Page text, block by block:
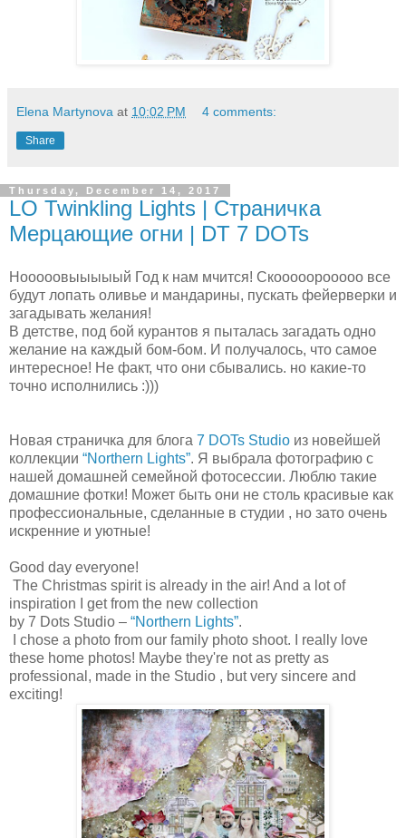
Elena Martynova at 10:02 PM 4 comments:
Share
Thursday, December 14, 2017
LO Twinkling Lights | Страничка
Мерцающие огни | DT 7 DOTs
Нооооовыыыыый Год к нам мчится! Скооооорооооо все
будут лопать оливье и мандарины, пускать фейерверки и
загадывать желания!
В детстве, под бой курантов я пыталась загадать одно
желание на каждый бом-бом. И получалось, что самое
интересное! Не факт, что они сбывались. но какие-то
точно исполнились :)))
Новая страничка для блога 7 DOTs Studio из новейшей
коллекции “Northern Lights”. Я выбрала фотографию с
нашей домашней семейной фотосессии. Люблю такие
домашние фотки! Может быть они не столь красивые как
профессиональные, сделанные в студии , но зато очень
искренние и уютные!
Good day everyone!
The Christmas spirit is already in the air! And a lot of
inspiration I get from the new collection
by 7 Dots Studio – “Northern Lights”.
I chose a photo from our family photo shoot. I really love
these home photos! Maybe they're not as pretty as
professional, made in the Studio , but very sincere and
exciting!